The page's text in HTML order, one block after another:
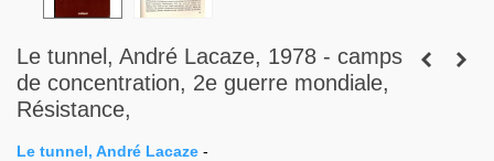
Le tunnel, André Lacaze, 1978 - camps
de concentration, 2e guerre mondiale,
Résistance,
Le tunnel, André Lacaze -